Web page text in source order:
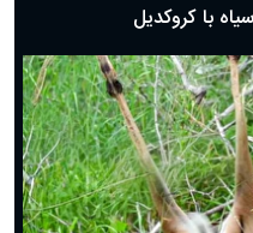
با کروکدیل